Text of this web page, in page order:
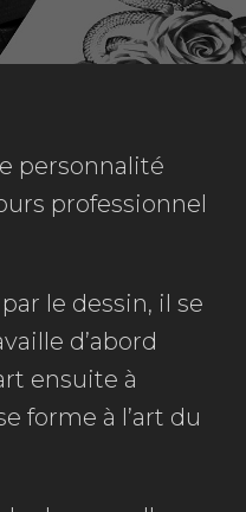
personnalité
professionnel
le dessin, il se
d’abord
ensuite à
forme à l’art du